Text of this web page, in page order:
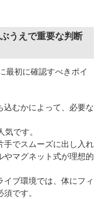
うえで重要な判断
最初に確認すべきポイ
込むかによって、必要な
です。
手でスムーズに出し入れ
やマグネット式が理想的
イブ環境では、体にフィ
です。